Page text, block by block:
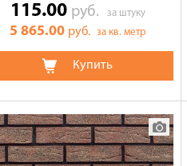
115.00 руб. за штуку
5 865.00 руб.за кв. метр
Купить